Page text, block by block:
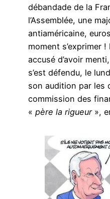
débandade de la
l’Assemblée, une
antiaméricaine,
moment s’exprimer
accusé d’avoir
s’est défendu, le
son audition par les
commission des
« père la rigueur»,